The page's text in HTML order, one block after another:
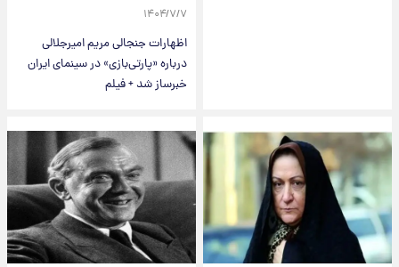
۱۴۰۴/۷/۷
اظهارات جنجالی مریم امیرجلالی
درباره «پارتی‌بازی» در سینمای ایران
خبرساز شد + فیلم